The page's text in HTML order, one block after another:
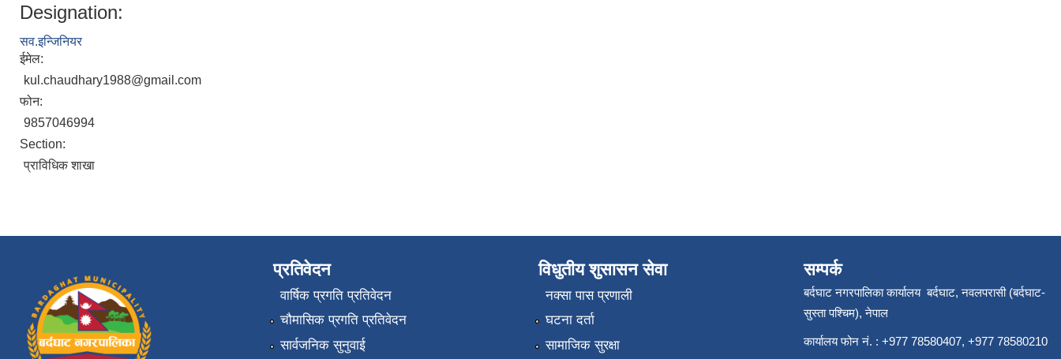
Designation:
सव.इन्जिनियर
ईमेल:
kul.chaudhary1988@gmail.com
फोन:
9857046994
Section:
प्राविधिक शाखा
प्रतिवेदन
वार्षिक प्रगति प्रतिवेदन
चौमासिक प्रगति प्रतिवेदन
सार्वजनिक सुनुवाई
विधुतीय शुसासन सेवा
नक्सा पास प्रणाली
घटना दर्ता
सामाजिक सुरक्षा
सम्पर्क
बर्दघाट नगरपालिका कार्यालय बर्दघाट, नवलपरासी (बर्दघाट-
सुस्ता पश्चिम), नेपाल
कार्यालय फोन नं. : +977 78580407, +977 78580210